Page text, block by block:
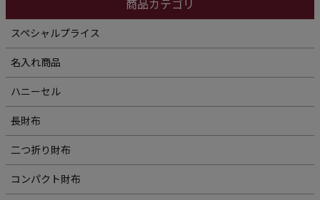
商品カテゴリ
スペシャルプライス
名入れ商品
ハニーセル
長財布
二つ折り財布
コンパクト財布